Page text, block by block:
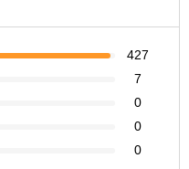
427
7
0
0
0